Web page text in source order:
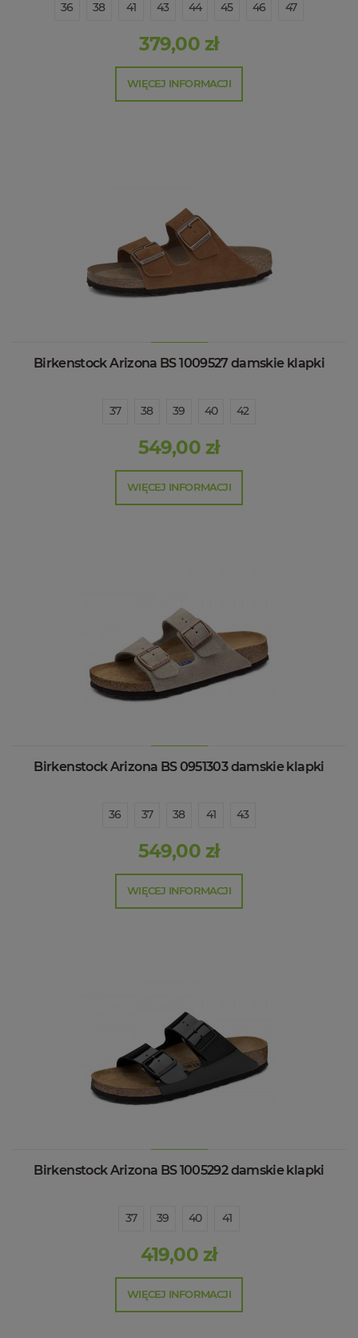
36 38 41 43 44 45 46 47
379,00 zł
WIĘCEJ INFORMACJI
Birkenstock Arizona BS 1009527 damskie klapki
37 38 39 40 42
549,00 zł
WIĘCEJ INFORMACJI
Birkenstock Arizona BS 0951303 damskie klapki
36 37 38 41 43
549,00 zł
WIĘCEJ INFORMACJI
Birkenstock Arizona BS 1005292 damskie klapki
37 39 40 41
419,00 zł
WIĘCEJ INFORMACJI